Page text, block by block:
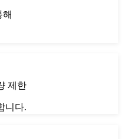
제한
니다.